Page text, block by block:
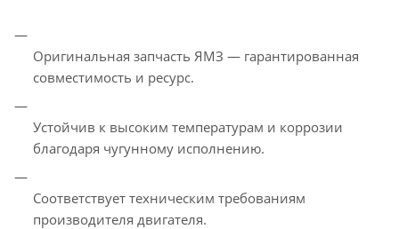
Оригинальная запчасть ЯМЗ — гарантированная
совместимость и ресурс.
Устойчив к высоким температурам и коррозии
благодаря чугунному исполнению.
Соответствует техническим требованиям
производителя двигателя.